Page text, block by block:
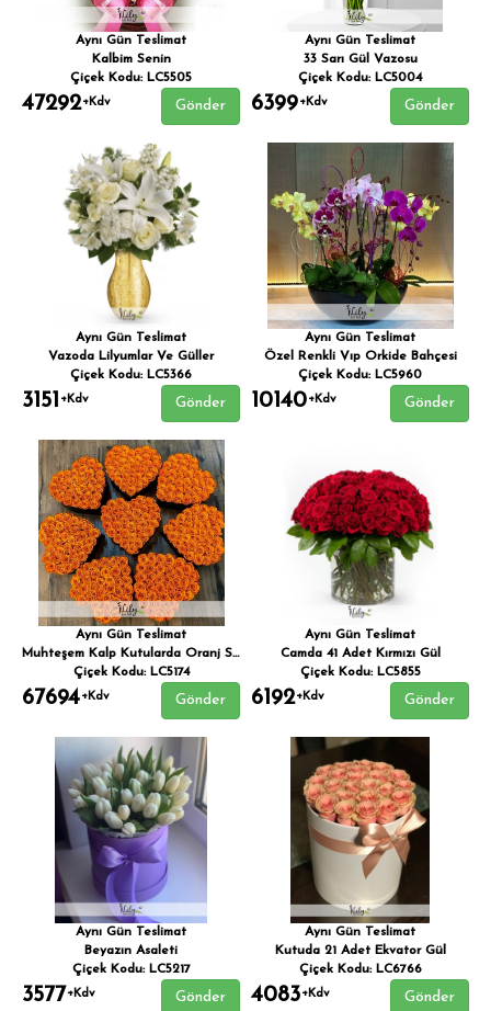
Aynı Gün Teslimat
Kalbim Senin
Çiçek Kodu: LC5505
47292+Kdv Gönder
Aynı Gün Teslimat
33 Sarı Gül Vazosu
Çiçek Kodu: LC5004
6399+Kdv Gönder
Aynı Gün Teslimat
Vazoda Lilyumlar Ve Güller
Çiçek Kodu: LC5366
3151 +Kdv Gönder
Aynı Gün Teslimat
Özel Renkli Vıp Orkide Bahçesi
Çiçek Kodu: LC5960
10140+Kdv Gönder
Aynı Gün Teslimat
Muhteşem Kalp Kutularda Oranj Sürprizler VIP
Çiçek Kodu: LC5174
67694+Kdv Gönder
Aynı Gün Teslimat
Camda 41 Adet Kırmızı Gül
Çiçek Kodu: LC5855
6192+Kdv Gönder
Aynı Gün Teslimat
Beyazın Asaleti
Çiçek Kodu: LC5217
3577+Kdv Gönder
Aynı Gün Teslimat
Kutuda 21 Adet Ekvator Gül
Çiçek Kodu: LC6766
4083+Kdv Gönder